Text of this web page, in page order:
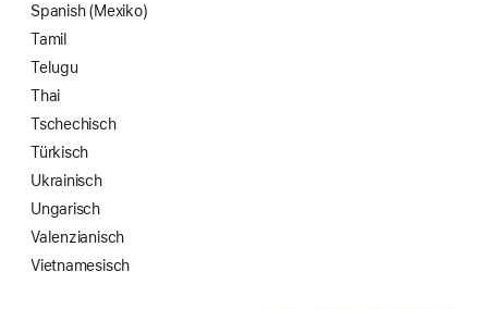
Spanish (Mexiko)
Tamil
Telugu
Thai
Tschechisch
Türkisch
Ukrainisch
Ungarisch
Valenzianisch
Viet­namesisch